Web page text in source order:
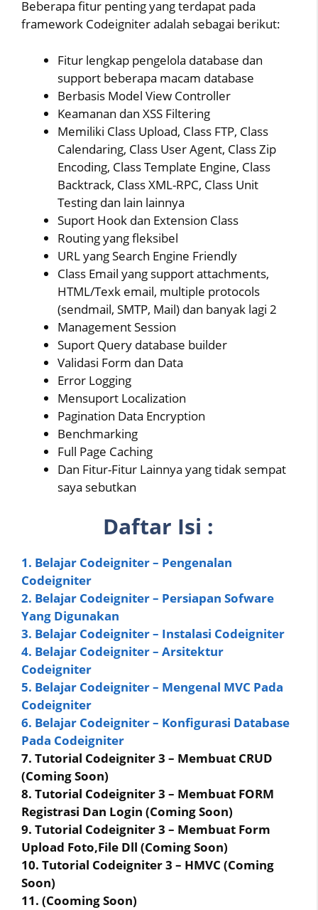
Beberapa fitur penting yang terdapat pada
framework Codeigniter adalah sebagai berikut:
Fitur lengkap pengelola database dan
support beberapa macam database
Berbasis Model View Controller
Keamanan dan XSS Filtering
Memiliki Class Upload, Class FTP, Class
Calendaring, Class User Agent, Class Zip
Encoding, Class Template Engine, Class
Backtrack, Class XML-RPC, Class Unit
Testing dan lain lainnya
Suport Hook dan Extension Class
Routing yang fleksibel
URL yang Search Engine Friendly
Class Email yang support attachments,
HTML/Texk email, multiple protocols
(sendmail, SMTP, Mail) dan banyak lagi 2
Management Session
Suport Query database builder
Validasi Form dan Data
Error Logging
Mensuport Localization
Pagination Data Encryption
Benchmarking
Full Page Caching
Dan Fitur-Fitur Lainnya yang tidak sempat
saya sebutkan
Daftar Isi :
1. Belajar Codeigniter – Pengenalan
Codeigniter
2. Belajar Codeigniter – Persiapan Sofware
Yang Digunakan
3. Belajar Codeigniter – Instalasi Codeigniter
4. Belajar Codeigniter – Arsitektur
Codeigniter
5. Belajar Codeigniter – Mengenal MVC Pada
Codeigniter
6. Belajar Codeigniter – Konfigurasi Database
Pada Codeigniter
7. Tutorial Codeigniter 3 – Membuat CRUD
(Coming Soon)
8. Tutorial Codeigniter 3 – Membuat FORM
Registrasi Dan Login (Coming Soon)
9. Tutorial Codeigniter 3 – Membuat Form
Upload Foto,File Dll (Coming Soon)
10. Tutorial Codeigniter 3 – HMVC (Coming
Soon)
11. (Cooming Soon)